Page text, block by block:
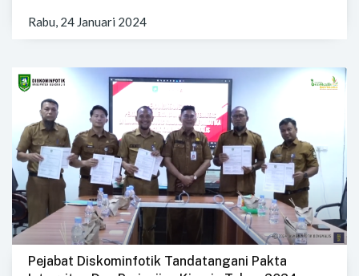
Rabu, 24 Januari 2024
Pejabat Diskominfotik Tandatangani Pakta